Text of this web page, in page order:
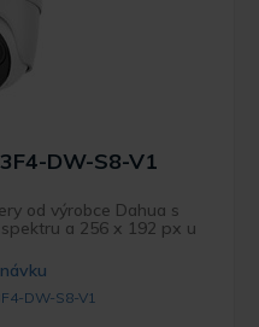
DW-S8-V1
od výrobce Dahua s
a 256 x 192 px u
DW-S8-V1